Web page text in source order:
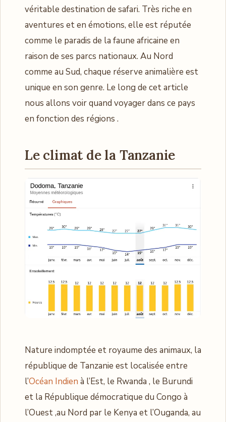
véritable destination de safari. Très riche en
aventures et en émotions, elle est réputée
comme le paradis de la faune africaine en
raison de ses parcs nationaux. Au Nord
comme au Sud, chaque réserve animalière est
unique en son genre. Le long de cet article
nous allons voir quand voyager dans ce pays
en fonction des régions .
Le climat de la Tanzanie
Nature indomptée et royaume des animaux, la
république de Tanzanie est localisée entre
l’Océan Indien à l’Est, le Rwanda , le Burundi
et la République démocratique du Congo à
l’Ouest ,au Nord par le Kenya et l’Ouganda, au